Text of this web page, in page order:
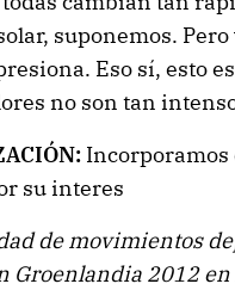
suponemos.
Eso sí, esto
no son tan
Incorporamos
su interes
de movimientos
Groenlandia 2012